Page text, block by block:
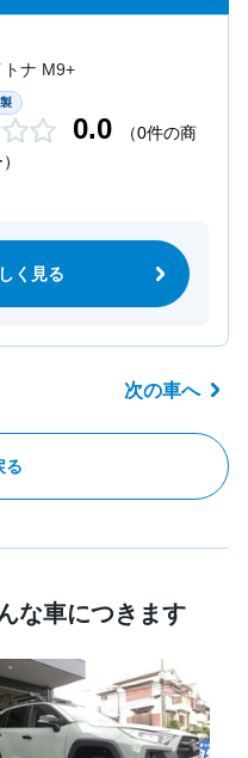
ナ M9+
0.0
（0件の商
く見る
る
次の車へ
な車につきます